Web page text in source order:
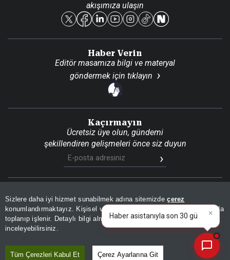
Sizlere daha iyi hizmet sunabilmek adına sitemizdeçerez
konumlandırmaktayız. Kişisel verileriniz, KVKK ve GDPR kapsamında
toplanıp işlenir. Detaylı bilgi almak içinAydınlatma Metnimizi
inceleyebilirsiniz.
Tüm Çerezleri Kabul Et Çerez Ayarlarına Git
Reklam Ver
akışımıza ulaşın
Haber Verin
Editör masamıza bilgi ve materyal
göndermek için tıklayın
Kaçırmayın
Ücretsiz üye olun, gündemi
şekillendiren gelişmeleri önce siz duyun
© 2026 İhlas Medya Grubu. Tüm Hakları Saklıdır
Son DakikaSite HaritasıRSSKVKK Aydınlatma Metni
Gizlilik PolitikasıÇerez Politikası
×
Haber as